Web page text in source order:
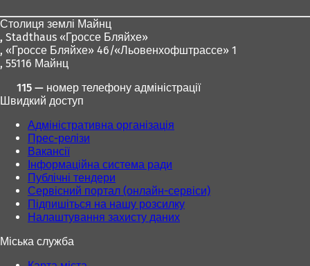
Столиця землі Майнц
, Stadthaus «Гроссе Бляйхе»
, «Гроссе Бляйхе» 46/«Льовенхофштрассе» 1
, 55116 Майнц
115 — номер телефону адміністрації
Швидкий доступ
Адміністративна організація
Прес-релізи
Вакансії
Інформаційна система ради
Публічні тендери
Сервісний портал (онлайн-сервіси)
Підпишіться на нашу розсилку
Налаштування захисту даних
Міська служба